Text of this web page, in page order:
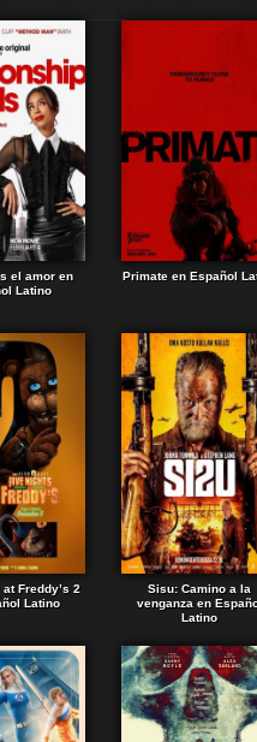
el amor en
Latino
Primate en Español
Freddy’s 2
Latino
Sisu: Camino a la
venganza en
Latino